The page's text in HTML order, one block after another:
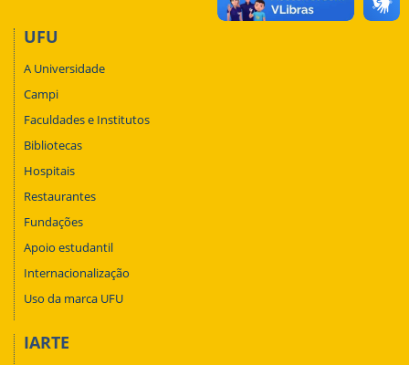
UFU
A Universidade
Campi
Faculdades e Institutos
Bibliotecas
Hospitais
Restaurantes
Fundações
Apoio estudantil
Internacionalização
Uso da marca UFU
IARTE